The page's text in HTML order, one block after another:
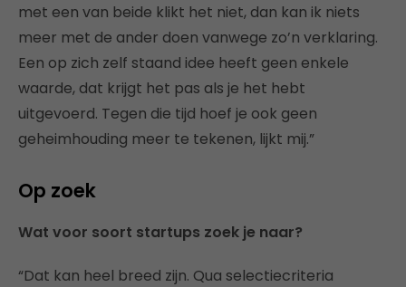
met een van beide klikt het niet, dan kan ik niets
meer met de ander doen vanwege zo’n verklaring.
Een op zich zelf staand idee heeft geen enkele
waarde, dat krijgt het pas als je het hebt
uitgevoerd. Tegen die tijd hoef je ook geen
geheimhouding meer te tekenen, lijkt mij.”
Op zoek
Wat voor soort startups zoek je naar?
“Dat kan heel breed zijn. Qua selectiecriteria